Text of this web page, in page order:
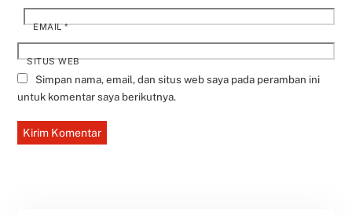
EMAIL*
SITUS WEB
Simpan nama, email, dan situs web saya pada peramban ini
untuk komentar saya berikutnya.